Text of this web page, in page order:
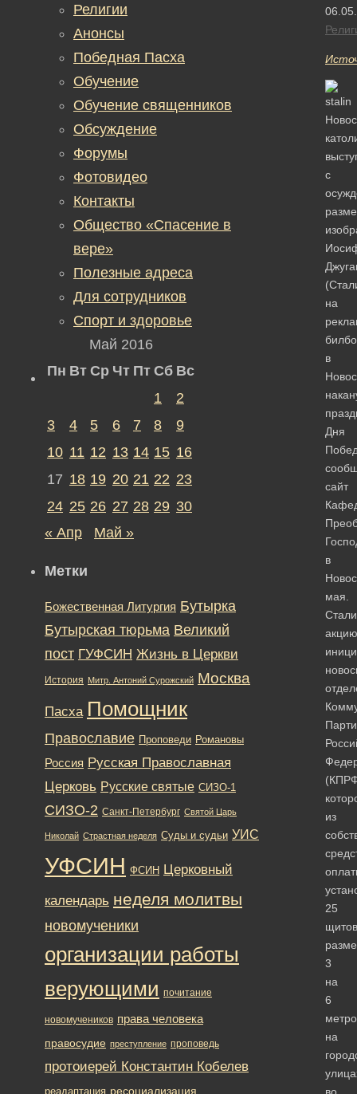
с
на
в
Дня
сайт
в
мая.
акцию
из
25
щитов
3
на
6
на
во
Религии
Анонсы
Победная Пасха
Обучение
Обучение священников
Обсуждение
Форумы
Фотовидео
Контакты
Общество «Спасение в
вере»
Полезные адреса
Для сотрудников
Спорт и здоровье
Май 2016
Пн Вт Ср Чт Пт Сб Вс
1
2
3
4 5 6 7 8
9
10 11 12 13 14 15 16
17 18 19 20 21 22 23
24 25 26 27 28 29 30
« Апр
Май »
Метки
Божественная Литургия Бутырка
Бутырская тюрьма Великий
пост ГУФСИН Жизнь в Церкви
История Митр. Антоний Сурожский Москва
Пасха Помощник
Православие Проповеди Романовы
Россия Русская Православная
Церковь Русские святые СИЗО-1
СИЗО-2 Санкт-Петербург Святой Царь
Николай Страстная неделя Суды и судьи УИС
УФСИН ФСИН Церковный
календарь неделя молитвы
новомученики
организации работы
верующими почитание
новомучеников права человека
правосудие преступление проповедь
протоиерей Константин Кобелев
реадаптация ресоциализация